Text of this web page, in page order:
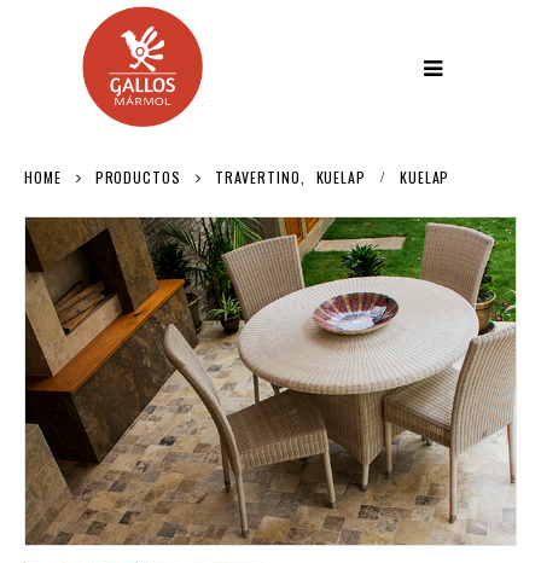
HOME PRODUCTOS TRAVERTINO KUELAP KUELAP